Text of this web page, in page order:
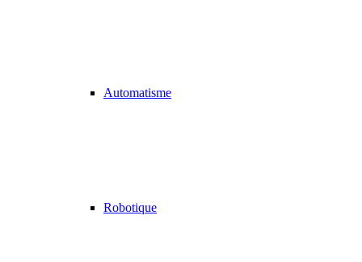
Automatisme
Robotique